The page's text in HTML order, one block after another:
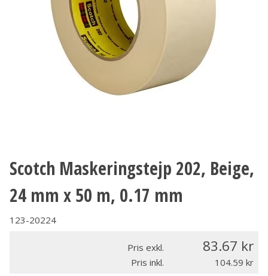
Scotch Maskeringstejp 202, Beige,
24 mm x 50 m, 0.17 mm
123-20224
Pris exkl. 83.67
Pris inkl. 104.59